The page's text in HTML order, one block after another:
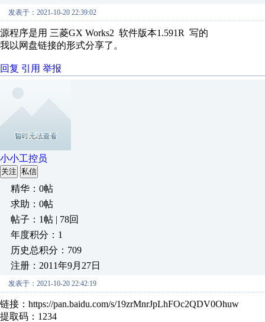
发表于：2021-10-20 22:39:02
源程序是用 三菱GX Works2 软件版本1.591R 写的
我以网盘链接的形式分享了。
回复 引用 举报
小小工控员
关注 私信
精华：0帖
求助：0帖
帖子：1帖 | 78回
年度积分：1
历史总积分：709
注册：2011年9月27日
发表于：2021-10-20 22:42:19
链接：https://pan.baidu.com/s/19zrMnrJpLhFOc2QDV0Ohuw
提取码：1234